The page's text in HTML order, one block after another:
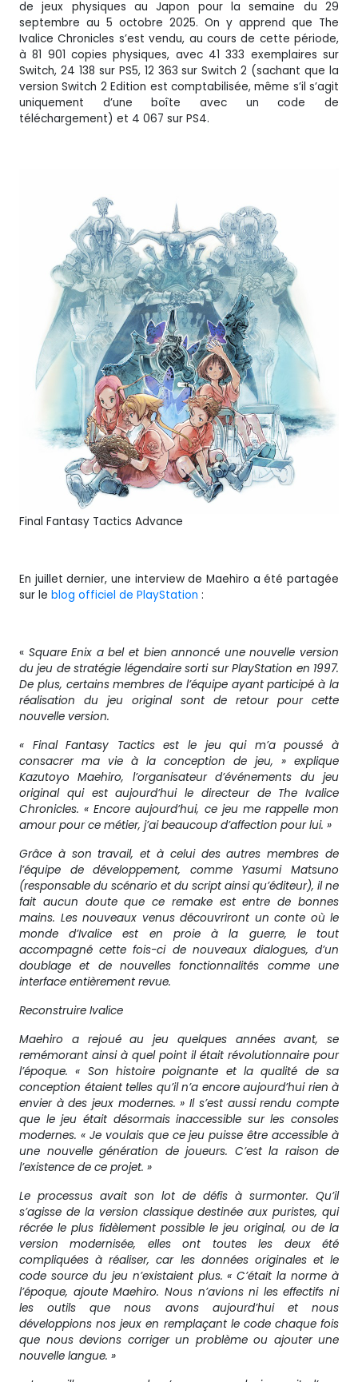
de jeux physiques au Japon pour la semaine du 29
septembre au 5 octobre 2025. On y apprend que The
Ivalice Chronicles s’est vendu, au cours de cette période,
à 81 901 copies physiques, avec 41 333 exemplaires sur
Switch, 24 138 sur PS5, 12 363 sur Switch 2 (sachant que la
version Switch 2 Edition est comptabilisée, même s’il s’agit
uniquement d’une boîte avec un code de
téléchargement) et 4 067 sur PS4.
Final Fantasy Tactics Advance
En juillet dernier, une interview de Maehiro a été partagée
sur le blog officiel de PlayStation :
« Square Enix a bel et bien annoncé une nouvelle version
du jeu de stratégie légendaire sorti sur PlayStation en 1997.
De plus, certains membres de l’équipe ayant participé à la
réalisation du jeu original sont de retour pour cette
nouvelle version.
« Final Fantasy Tactics est le jeu qui m’a poussé à
consacrer ma vie à la conception de jeu, » explique
Kazutoyo Maehiro, l’organisateur d’événements du jeu
original qui est aujourd’hui le directeur de The Ivalice
Chronicles. « Encore aujourd’hui, ce jeu me rappelle mon
amour pour ce métier, j’ai beaucoup d’affection pour lui. »
Grâce à son travail, et à celui des autres membres de
l’équipe de développement, comme Yasumi Matsuno
(responsable du scénario et du script ainsi qu’éditeur), il ne
fait aucun doute que ce remake est entre de bonnes
mains. Les nouveaux venus découvriront un conte où le
monde d’Ivalice est en proie à la guerre, le tout
accompagné cette fois-ci de nouveaux dialogues, d’un
doublage et de nouvelles fonctionnalités comme une
interface entièrement revue.
Reconstruire Ivalice
Maehiro a rejoué au jeu quelques années avant, se
remémorant ainsi à quel point il était révolutionnaire pour
l’époque. « Son histoire poignante et la qualité de sa
conception étaient telles qu’il n’a encore aujourd’hui rien à
envier à des jeux modernes. » Il s’est aussi rendu compte
que le jeu était désormais inaccessible sur les consoles
modernes. « Je voulais que ce jeu puisse être accessible à
une nouvelle génération de joueurs. C’est la raison de
l’existence de ce projet. »
Le processus avait son lot de défis à surmonter. Qu’il
s’agisse de la version classique destinée aux puristes, qui
récrée le plus fidèlement possible le jeu original, ou de la
version modernisée, elles ont toutes les deux été
compliquées à réaliser, car les données originales et le
code source du jeu n’existaient plus. « C’était la norme à
l’époque, ajoute Maehiro. Nous n’avions ni les effectifs ni
les outils que nous avons aujourd’hui et nous
développions nos jeux en remplaçant le code chaque fois
que nous devions corriger un problème ou ajouter une
nouvelle langue. »